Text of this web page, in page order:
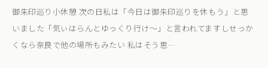
御朱印巡り小休憩 次の日私は「今日は御朱印巡りを休もう」と思
いました「気ぃはらんとゆっくり行け～」と言われてますしせっか
くなら奈良で他の場所もみたい 私はそう思…